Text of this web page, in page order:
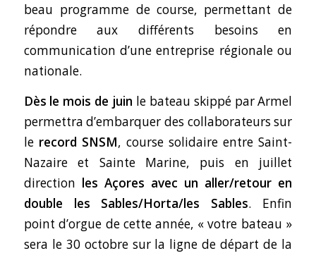
beau programme de course, permettant de
répondre aux différents besoins en
communication d’une entreprise régionale ou
nationale.
Dès le mois de juin le bateau skippé par Armel
permettra d’embarquer des collaborateurs sur
le record SNSM, course solidaire entre Saint-
Nazaire et Sainte Marine, puis en juillet
direction les Açores avec un aller/retour en
double les Sables/Horta/les Sables. Enfin
point d’orgue de cette année, « votre bateau »
sera le 30 octobre sur la ligne de départ de la